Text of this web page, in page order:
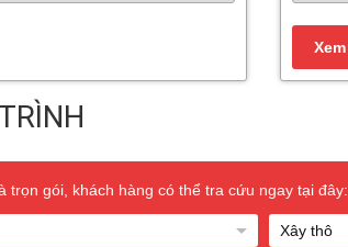
gói, khách hàng có thể tra cứu ngay tại đây: